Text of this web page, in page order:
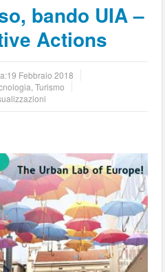
bando UIA –
Actions
19 Febbraio 2018
,Turismo